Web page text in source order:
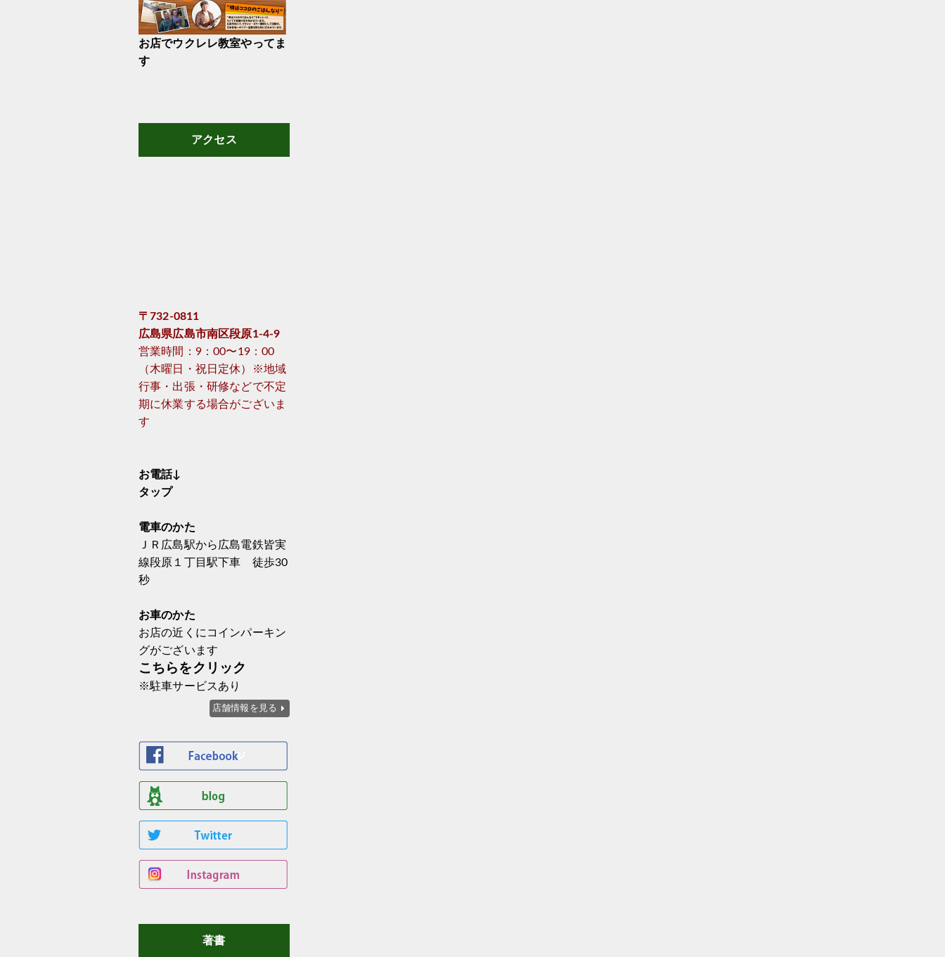
お店でウクレレ教室やってま
す
アクセス
〒732-0811
広島県広島市南区段原1-4-9
営業時間：9：00〜19：00
（木曜日・祝日定休）※地域
行事・出張・研修などで不定
期に休業する場合がございま
す
お電話↓
タップ
電車のかた
ＪＲ広島駅から広島電鉄皆実
線段原１丁目駅下車 徒歩30
秒
お車のかた
お店の近くにコインパーキン
グがございます
こちらをクリック
※駐車サービスあり
店舗情報を見る
著書